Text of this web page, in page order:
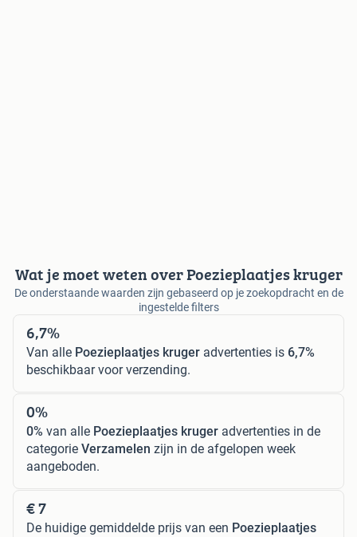
Wat je moet weten over Poezieplaatjes kruger
De onderstaande waarden zijn gebaseerd op je zoekopdracht en de
ingestelde filters
6,7%
Van alle Poezieplaatjes kruger advertenties is 6,7%
beschikbaar voor verzending.
0%
0% van alle Poezieplaatjes kruger advertenties in de
categorie Verzamelen zijn in de afgelopen week
aangeboden.
€ 7
De huidige gemiddelde prijs van een Poezieplaatjes